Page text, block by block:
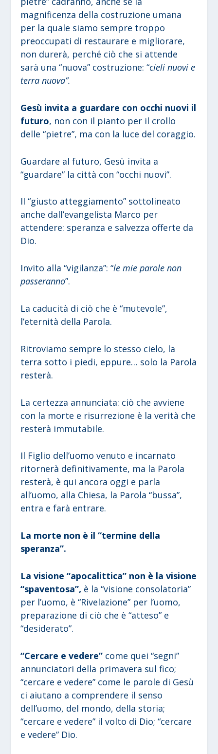
magnificenza della costruzione umana
per la quale siamo sempre troppo
preoccupati di restaurare e migliorare,
non durerà, perché ciò che si attende
sarà una “nuova” costruzione: “cieli nuovi e
terra nuova”.
Gesù invita a guardare con occhi nuovi il
futuro, non con il pianto per il crollo
delle “pietre”, ma con la luce del coraggio.
Guardare al futuro, Gesù invita a
“guardare” la città con “occhi nuovi”.
Il “giusto atteggiamento” sottolineato
anche dall’evangelista Marco per
attendere: speranza e salvezza offerte da
Dio.
Invito alla “vigilanza”: “le mie parole non
passeranno”.
La caducità di ciò che è “mutevole”,
l’eternità della Parola.
Ritroviamo sempre lo stesso cielo, la
terra sotto i piedi, eppure… solo la Parola
resterà.
La certezza annunciata: ciò che avviene
con la morte e risurrezione è la verità che
resterà immutabile.
Il Figlio dell’uomo venuto e incarnato
ritornerà definitivamente, ma la Parola
resterà, è qui ancora oggi e parla
all’uomo, alla Chiesa, la Parola “bussa”,
entra e farà entrare.
La morte non è il “termine della
speranza”.
La visione “apocalittica” non è la visione
“spaventosa”, è la “visione consolatoria”
per l’uomo, è “Rivelazione” per l’uomo,
preparazione di ciò che è “atteso” e
“desiderato”.
“Cercare e vedere” come quei “segni”
annunciatori della primavera sul fico;
“cercare e vedere” come le parole di Gesù
ci aiutano a comprendere il senso
dell’uomo, del mondo, della storia;
“cercare e vedere” il volto di Dio; “cercare
e vedere” Dio.